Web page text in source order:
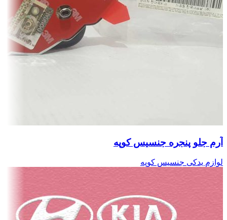
آرم جلو پنجره جنسیس کوپه
لوازم یدکی جنسیس کوپه